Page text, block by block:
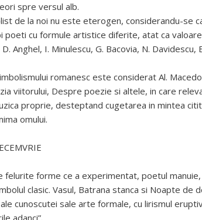
spre versul alb.
de la noi nu este eterogen, considerandu-se
poeti cu formule artistice diferite, atat ca
Anghel, I. Minulescu, G. Bacovia, N. Davidescu,
romanesc este considerat Al.
viitorului, Despre poezie si altele, in care
proprie, desteptand cugetarea in mintea
omului.
felurite forme ce a experimentat, poetul
clasic. Vasul, Batrana stanca si Noapte de
cunoscutei sale arte formale, cu lirismul
adanci”.